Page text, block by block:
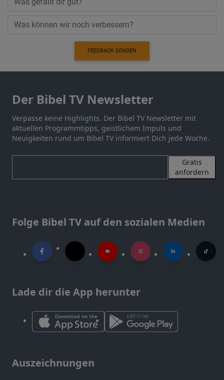
FEEDBACK SENDEN
Der Bibel TV Newsletter
Verpasse keine Highlights. Der Bibel TV Newsletter mit
aktuellen Programmtipps, geistlichem Impuls und
Neuigkeiten rund um Bibel TV informiert Dich jede Woche.
Gratis
anfordern
Folge Bibel TV auf den sozialen Medien
Lade dir die App herunter
Auszeichnungen